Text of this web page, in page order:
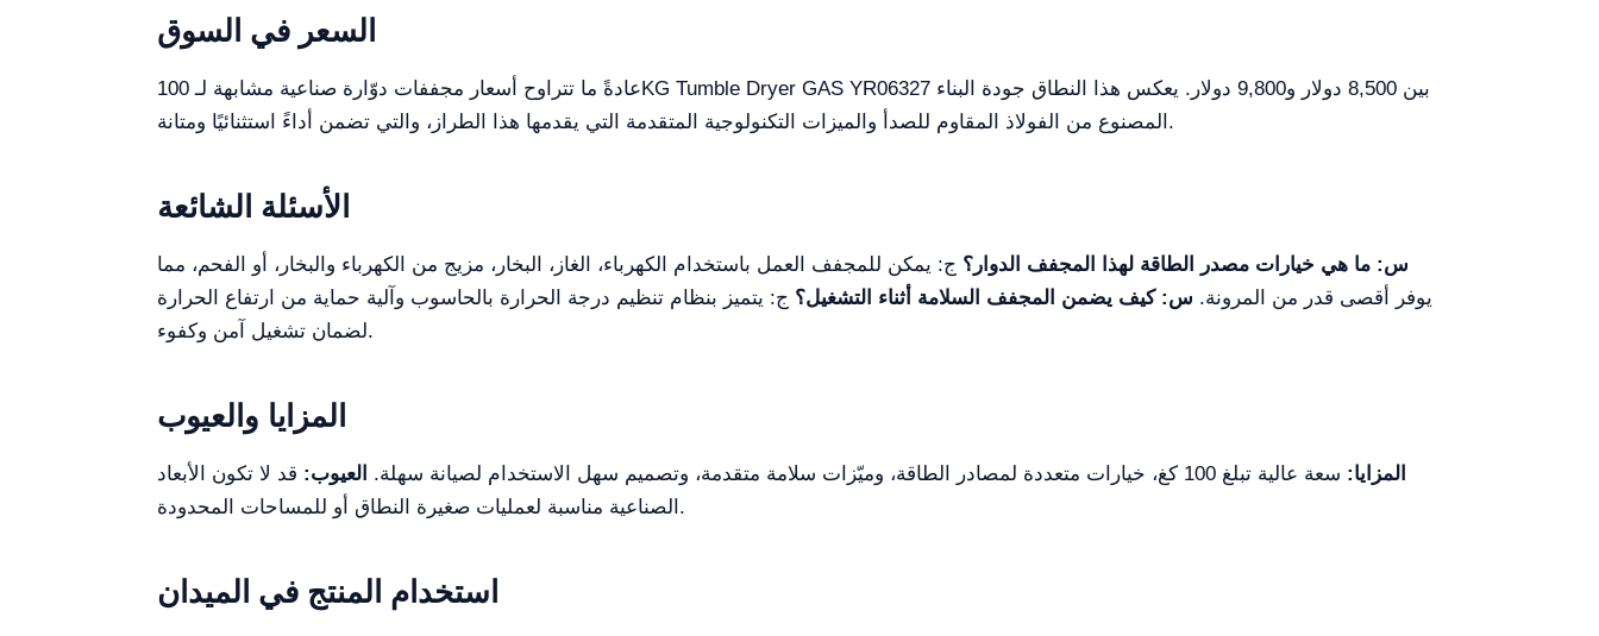
السعر في السوق
عادةً ما تتراوح أسعار مجففات دوّارة صناعية مشابهة لـ 100KG Tumble Dryer GAS YR06327 بين 8,500 دولار و9,800 دولار. يعكس هذا النطاق جودة البناء
المصنوع من الفولاذ المقاوم للصدأ والميزات التكنولوجية المتقدمة التي يقدمها هذا الطراز، والتي تضمن أداءً استثنائيًا ومتانة.
الأسئلة الشائعة
س: ما هي خيارات مصدر الطاقة لهذا المجفف الدوار؟ ج: يمكن للمجفف العمل باستخدام الكهرباء، الغاز، البخار، مزيج من الكهرباء والبخار، أو الفحم، مما
يوفر أقصى قدر من المرونة. س: كيف يضمن المجفف السلامة أثناء التشغيل؟ ج: يتميز بنظام تنظيم درجة الحرارة بالحاسوب وآلية حماية من ارتفاع الحرارة
لضمان تشغيل آمن وكفوء.
المزايا والعيوب
المزايا: سعة عالية تبلغ 100 كغ، خيارات متعددة لمصادر الطاقة، وميّزات سلامة متقدمة، وتصميم سهل الاستخدام لصيانة سهلة. العيوب: قد لا تكون الأبعاد
الصناعية مناسبة لعمليات صغيرة النطاق أو للمساحات المحدودة.
استخدام المنتج في الميدان